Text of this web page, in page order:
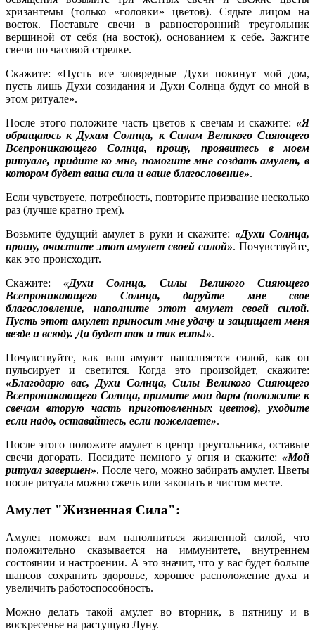
хризантемы (только «головки» цветов). Сядьте лицом на
восток. Поставьте свечи в равносторонний треугольник
вершиной от себя (на восток), основанием к себе. Зажгите
свечи по часовой стрелке.
Скажите: «Пусть все зловредные Духи покинут мой дом,
пусть лишь Духи созидания и Духи Солнца будут со мной в
этом ритуале».
После этого положите часть цветов к свечам и скажите: «Я
обращаюсь к Духам Солнца, к Силам Великого Сияющего
Всепроникающего Солнца, прошу, проявитесь в моем
ритуале, придите ко мне, помогите мне создать амулет, в
котором будет ваша сила и ваше благословение».
Если чувствуете, потребность, повторите призвание несколько
раз (лучше кратно трем).
Возьмите будущий амулет в руки и скажите: «Духи Солнца,
прошу, очистите этот амулет своей силой». Почувствуйте,
как это происходит.
Скажите:«Духи Солнца, Силы Великого Сияющего
Всепроникающего Солнца, даруйте мне свое
благословление, наполните этот амулет своей силой.
Пусть этот амулет приносит мне удачу и защищает меня
везде и всюду. Да будет так и так есть!».
Почувствуйте, как ваш амулет наполняется силой, как он
пульсирует и светится. Когда это произойдет, скажите:
«Благодарю вас, Духи Солнца, Силы Великого Сияющего
Всепроникающего Солнца, примите мои дары (положите к
свечам вторую часть приготовленных цветов), уходите
если надо, оставайтесь, если пожелаете».
После этого положите амулет в центр треугольника, оставьте
свечи догорать. Посидите немного у огня и скажите: «Мой
ритуал завершен». После чего, можно забирать амулет. Цветы
после ритуала можно сжечь или закопать в чистом месте.
Амулет "Жизненная Сила":
Амулет поможет вам наполниться жизненной силой, что
положительно сказывается на иммунитете, внутреннем
состоянии и настроении. А это значит, что у вас будет больше
шансов сохранить здоровье, хорошее расположение духа и
увеличить работоспособность.
Можно делать такой амулет во вторник, в пятницу и в
воскресенье на растущую Луну.